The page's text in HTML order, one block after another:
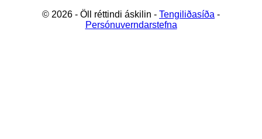
© 2026 - Öll réttindi áskilin - Tengiliðasíða -
Persónuverndarstefna